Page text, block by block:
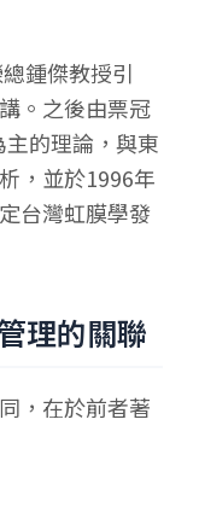
鍾傑教授引
。之後由票冠
的理論，與東
，並於1996年
台灣虹膜學發
理的關聯
，在於前者著